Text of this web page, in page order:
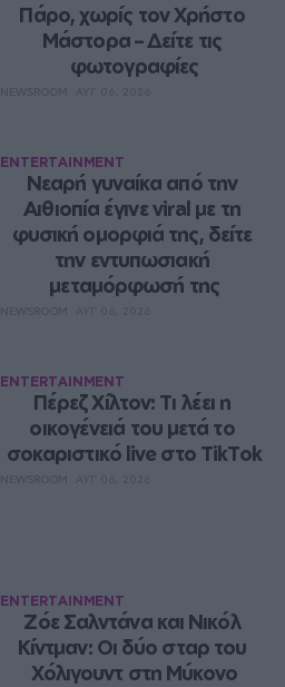
Πάρο, χωρίς τον Χρήστο
Μάστορα – Δείτε τις
φωτογραφίες
ENTERTAINMENT
Νεαρή γυναίκα από την
Αιθιοπία έγινε viral με τη
φυσική ομορφιά της, δείτε
την εντυπωσιακή
μεταμόρφωσή της
ENTERTAINMENT
Πέρεζ Χίλτον: Τι λέει η
οικογένειά του μετά το
σοκαριστικό live στο TikTok
ENTERTAINMENT
Ζόε Σαλντάνα και Νικόλ
Κίντμαν: Οι δύο σταρ του
Χόλιγουντ στη Μύκονο